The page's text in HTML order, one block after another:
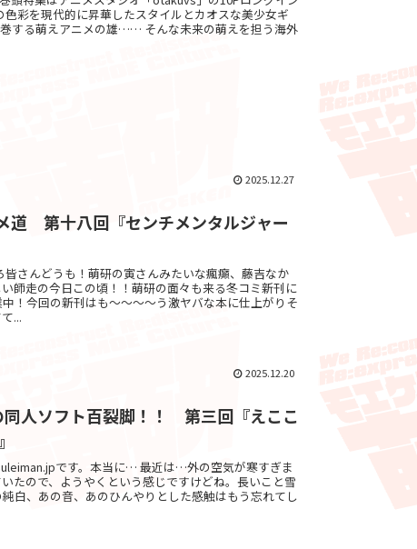
色彩を現代的に昇華したスタイルとカオスな美少女ギ
する萌えアニメの雄…… そんな未来の萌えを担う海外
2025.12.27
道 第十八回『センチメンタルジャー
さんどうも！萌研の寅さんみたいな瘋癲、藤吉なか
師走の今日この頃！！萌研の面々も来る冬コミ新刊に
！今回の新刊はも～～～～う激ヤバな本に仕上がりそ
...
2025.12.20
人ソフト百裂脚！！ 第三回『えここ
です。本当に… 最近は…外の空気が寒すぎま
たので、ようやくという感じですけどね。長いこと雪
白、あの音、あのひんやりとした感触はもう忘れてし